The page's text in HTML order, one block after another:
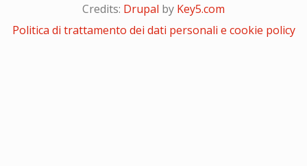
Credits: Drupal by Key5.com
Politica di trattamento dei dati personali e cookie policy